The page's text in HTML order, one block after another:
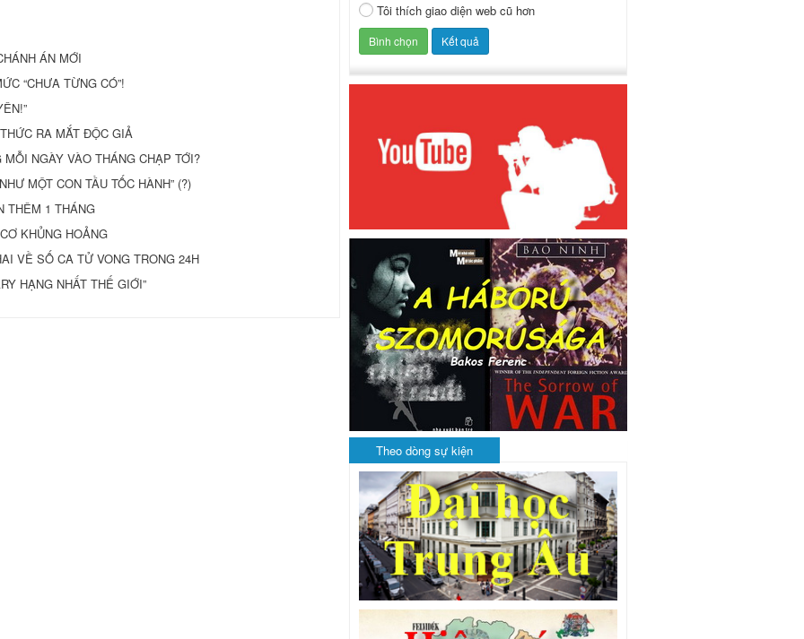
ÁN MỚI
“CHƯA TỪNG CÓ”!
RA MẮT ĐỘC GIẢ
NGÀY VÀO THÁNG CHẠP TỚI?
MỘT CON TẦU TỐC HÀNH” (?)
THÊM 1 THÁNG
KHỦNG HOẢNG
VỀ SỐ CA TỬ VONG TRONG 24H
HẠNG NHẤT THẾ GIỚI”
Tôi thích giao diện web cũ hơn
Theo dòng sự kiện